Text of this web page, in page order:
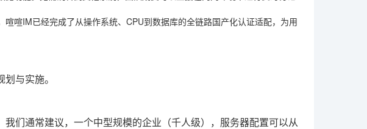
喧喧IM已经完成了从操作系统、CPU到数据库的全链路国产化认证适配，为用
与实施。
们通常建议，一个中型规模的企业（千人级），服务器配置可以从